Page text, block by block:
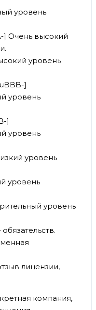
уровень
] Очень высокий
уровень
]
уровень
]
уровень
уровень
уровень
уровень
лицензии,
компания,